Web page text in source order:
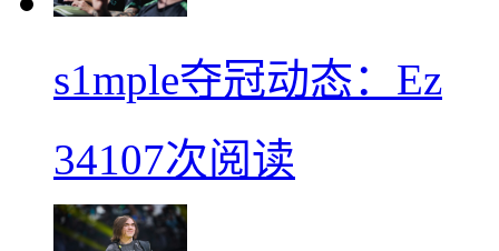
s1mple夺冠动态：Ez
34107次阅读